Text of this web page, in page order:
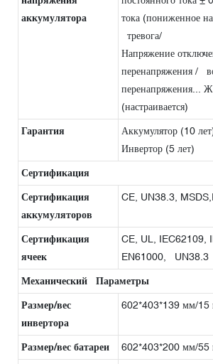
аккумулятора
тока (пониженное
тревога/
Напряжение
перенапряжения /
перенапряжения...
(настраивается)
Гарантия
Аккумулятор (10
Инвертор (5 лет)
Сертификация
Сертификация
аккумуляторов
CE, UN38.3,
Сертификация
ячеек
CE, UL, IEC62109,
EN61000, UN38.3
Механический Параметры
Размер/вес
инвертора
602*403*139 мм/15
Размер/вес батареи 602*403*200 мм/55